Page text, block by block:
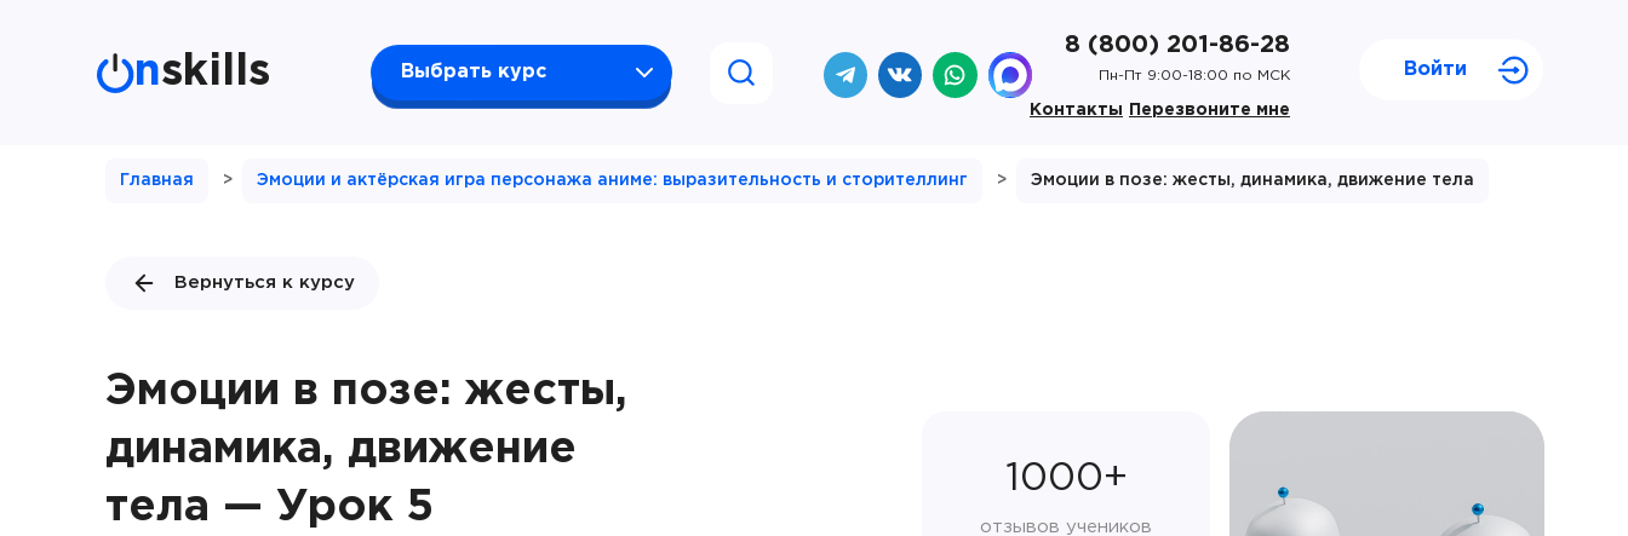
nskills Выбрать курс
8 (800) 201-86-28
Пн-Пт 9:00-18:00 по МСК
Контакты Перезвоните мне
Войти
Главная > Эмоции и актёрская игра персонажа аниме: выразительность и сторителлинг > Эмоции в позе: жесты, динамика, движение тела
Вернуться к курсу
Эмоции в позе: жесты,
динамика, движение
тела — Урок 5
1000+
отзывов учеников